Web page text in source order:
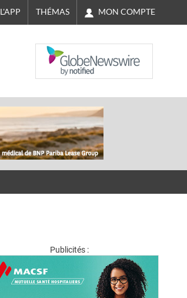
L'APP THÉMAS MON COMPTE
NASDAQ
Publicités :